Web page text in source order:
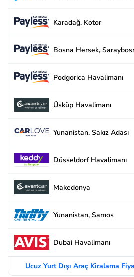
Karadağ, Kotor
Bosna Hersek,
Podgorica Havalimanı
Üsküp Havalimanı
Yunanistan, Sakız Adası
Düsseldorf Havalimanı
Makedonya
Yunanistan, Samos
Dubai Havalimanı
Ucuz Yurt Dışı Araç Kiralama